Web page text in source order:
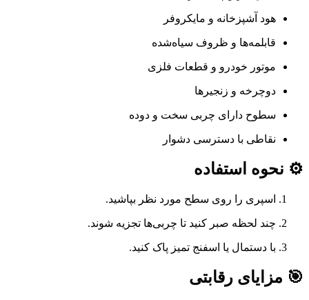
هود آشپزخانه و مایکروفر
قابلمه‌ها و ظروف سیاه‌شده
موتور خودرو و قطعات فلزی
دوچرخه و زنجیرها
سطوح دارای چربی سخت و دوده
نقاطی با دسترسی دشوار
⚙️ نحوه استفاده
اسپری را روی سطح مورد نظر بپاشید.
چند لحظه صبر کنید تا چربی‌ها تجزیه شوند.
با دستمال یا اسفنج تمیز پاک کنید.
🎯 مزایای رقابتی